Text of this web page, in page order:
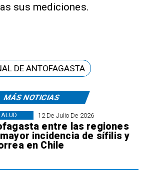
sus mediciones.
MÁS NOTICIAS
12 De Julio De 2026
entre las regiones
incidencia de sífilis y
en Chile
DE ANTOFAGASTA